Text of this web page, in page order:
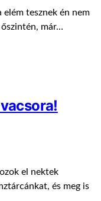
tesznek én nem
már…
el nektek
és meg is